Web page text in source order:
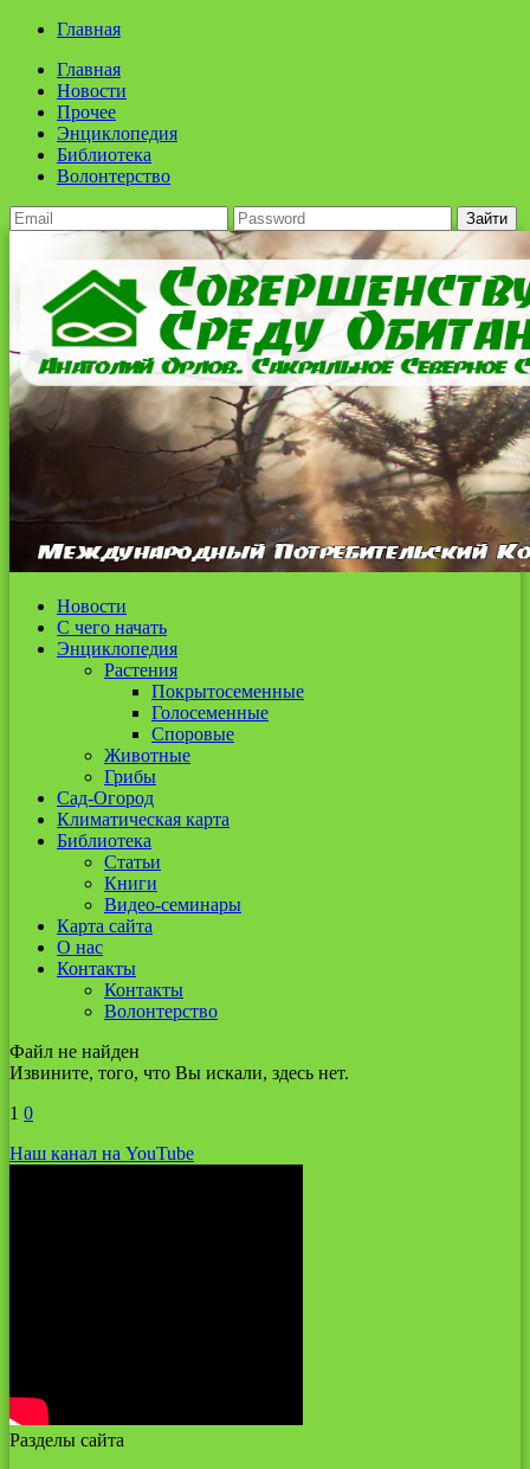
Главная
Главная
Новости
Прочее
Энциклопедия
Библиотека
Волонтерство
Зайти
Новости
С чего начать
Энциклопедия
Растения
Покрытосеменные
Голосеменные
Споровые
Животные
Грибы
Сад-Огород
Климатическая карта
Библиотека
Статьи
Книги
Видео-семинары
Карта сайта
О нас
Контакты
Контакты
Волонтерство
Файл не найден
Извините, того, что Вы искали, здесь нет.
1 0
Наш канал на YouTube
Разделы сайта